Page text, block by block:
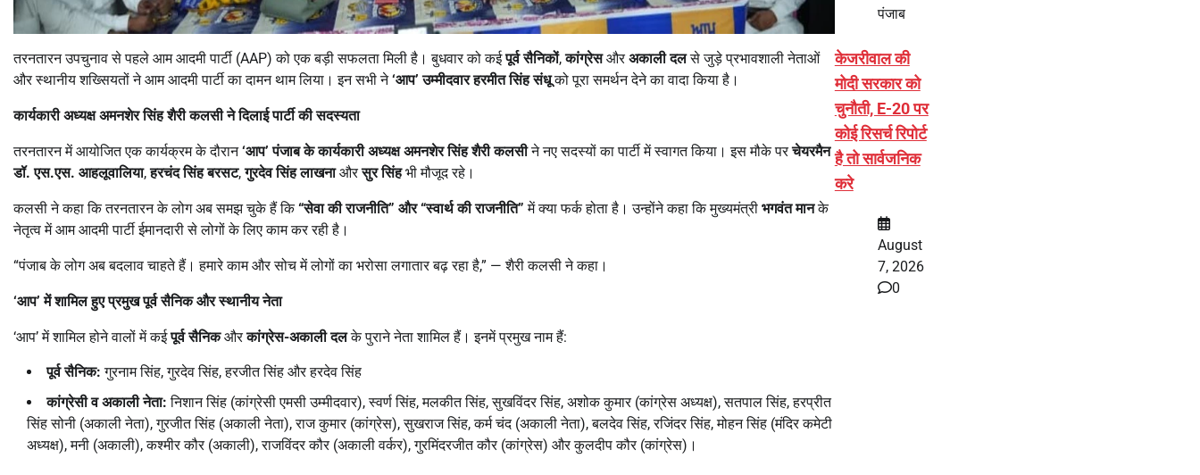
तरनतारन उपचुनाव से पहले आम आदमी पार्टी (AAP) को एक बड़ी सफलता मिली है। बुधवार को कईपूर्व सैनिकों,कांग्रेसऔरअकाली दलसे जुड़े प्रभावशाली नेताओं
और स्थानीय शख्सियतों ने आम आदमी पार्टी का दामन थाम लिया। इन सभी ने‘आप’उम्मीदवार हरमीत सिंह संधूको पूरा समर्थन देने का वादा किया है।
कार्यकारी अध्यक्ष अमनशेर सिंह शैरी कलसी ने दिलाई पार्टी की सदस्यता
तरनतारन में आयोजित एक कार्यक्रम के दौरान‘आप’पंजाब के कार्यकारी अध्यक्ष अमनशेर सिंह शैरी कलसीने नए सदस्यों का पार्टी में स्वागत किया। इस मौके परचेयरमैन
डॉ. एस.एस. आहलूवालिया,हरचंद सिंह बरसट,गुरदेव सिंह लाखनाऔरसुर सिंहभी मौजूद रहे।
कलसी ने कहा कि तरनतारन के लोग अब समझ चुके हैं कि“सेवा की राजनीति” और “स्वार्थ की राजनीति” में क्या फर्क होता है। उन्होंने कहा कि मुख्यमंत्री भगवंत मानके
नेतृत्व में आम आदमी पार्टी ईमानदारी से लोगों के लिए काम कर रही है।
“पंजाब के लोग अब बदलाव चाहते हैं। हमारे काम और सोच में लोगों का भरोसा लगातार बढ़ रहा है,” — शैरी कलसी ने कहा।
‘आप’में शामिल हुए प्रमुख पूर्व सैनिक और स्थानीय नेता
‘आप’ में शामिल होने वालों में कईपूर्व सैनिकऔरकांग्रेस-अकाली दलके पुराने नेता शामिल हैं। इनमें प्रमुख नाम हैं:
पूर्व सैनिक: गुरनाम सिंह, गुरदेव सिंह, हरजीत सिंह और हरदेव सिंह
कांग्रेसी व अकाली नेता: निशान सिंह (कांग्रेसी एमसी उम्मीदवार), स्वर्ण सिंह, मलकीत सिंह, सुखविंदर सिंह, अशोक कुमार (कांग्रेस अध्यक्ष), सतपाल सिंह, हरप्रीत
सिंह सोनी (अकाली नेता), गुरजीत सिंह (अकाली नेता), राज कुमार (कांग्रेस), सुखराज सिंह, कर्म चंद (अकाली नेता), बलदेव सिंह, रजिंदर सिंह, मोहन सिंह (मंदिर कमेटी
अध्यक्ष), मनी (अकाली), कश्मीर कौर (अकाली), राजविंदर कौर (अकाली वर्कर), गुरमिंदरजीत कौर (कांग्रेस) और कुलदीप कौर (कांग्रेस)।
पंजाब
केजरीवाल की
मोदी सरकार को
चुनौती, E-20 पर
कोई रिसर्च रिपोर्ट
है तो सार्वजनिक
करे
August
7, 2026
0